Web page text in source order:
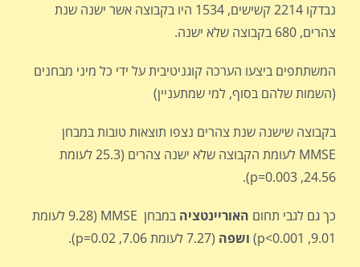
נבדקו 2214 קשישים, 1534 היו בקבוצה אשר ישנה שנת
צהרים, 680 בקבוצה שלא ישנה.
המשתתפים ביצעו הערכה קוגניטיבית על ידי כל מיני מבחנים
(השמות שלהם בסוף, למי שמתעניין)
בקבוצה שישנה שנת צהרים נצפו תוצאות טובות במבחן
MMSE לעומת הקבוצה שלא ישנה צהרים (25.3 לעומת
24.56, p=0.003).
כך גם לגבי תחום האוריינטציה
במבחן MMSE (9.28 לעומת
9.01, p<0.001)
ושפה (7.27 לעומת 7.06, p=0.02).